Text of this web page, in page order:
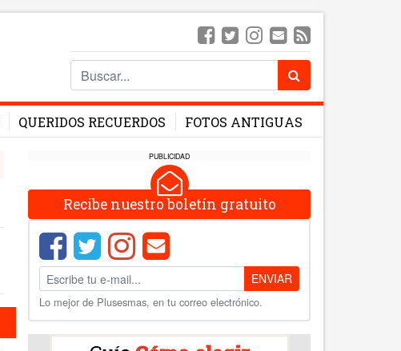
QUERIDOS RECUERDOS FOTOS ANTIGUAS
PUBLICIDAD
Recibe nuestro boletín gratuito
ENVIAR
Lo mejor de Plusesmas, en tu correo electrónico.